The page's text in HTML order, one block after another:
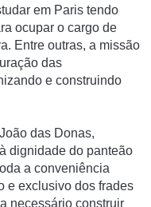
em Paris tendo
ocupar o cargo de
Entre outras, a missão
das
e construindo
das Donas,
dignidade do panteão
a conveniência
e exclusivo dos frades
necessário construir